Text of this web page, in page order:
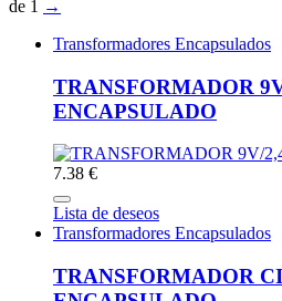
de 1 →
Transformadores Encapsulados
TRANSFORMADOR
ENCAPSULADO
7.38 €
Lista de deseos
Transformadores Encapsulados
TRANSFORMADOR